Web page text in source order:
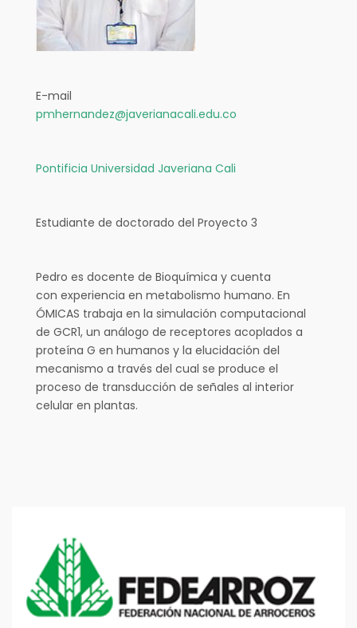
E-mail
pmhernandez@javerianacali.edu.co
Pontificia Universidad Javeriana Cali
Estudiante de doctorado del Proyecto 3
Pedro es docente de Bioquímica y cuenta
con experiencia en metabolismo humano. En
ÓMICAS trabaja en la simulación computacional
de GCR1, un análogo de receptores acoplados a
proteína G en humanos y la elucidación del
mecanismo a través del cual se produce el
proceso de transducción de señales al interior
celular en plantas.